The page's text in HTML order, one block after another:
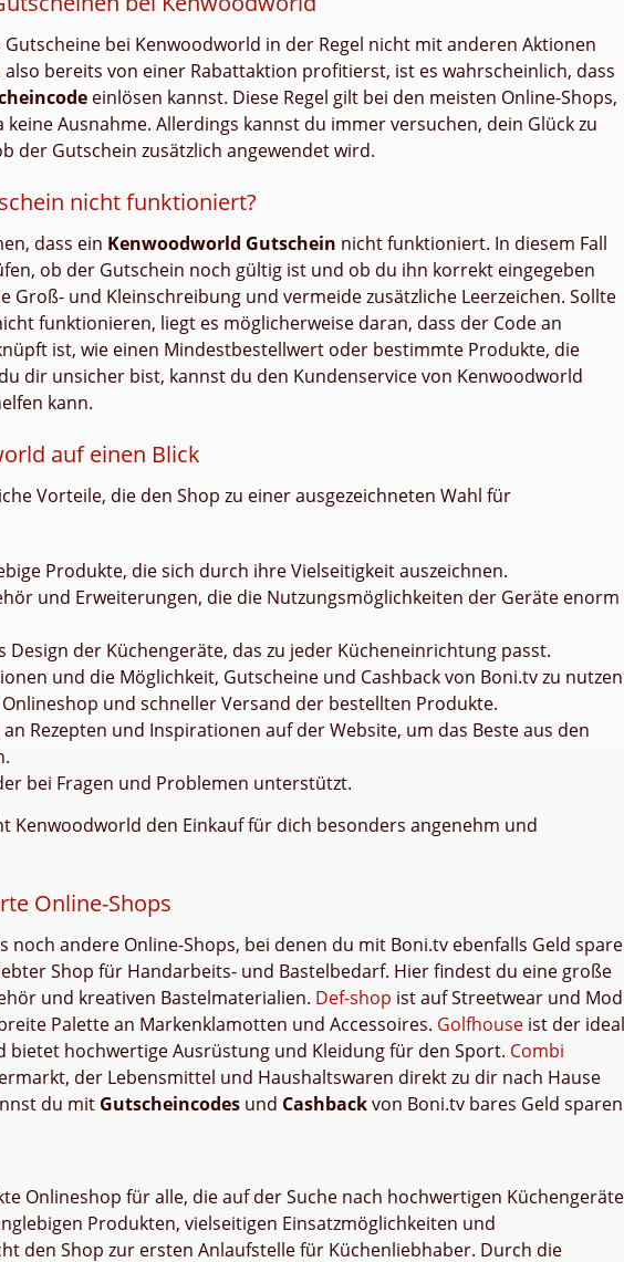
Gutscheine bei Kenwoodworld in der Regel nicht mit anderen Aktionen
bereits von einer Rabattaktion profitierst, ist es wahrscheinlich, dass
einlösen kannst. Diese Regel gilt bei den meisten Online-Shops,
Ausnahme. Allerdings kannst du immer versuchen, dein Glück zu
der Gutschein zusätzlich angewendet wird.
nicht funktioniert?
dass ein Kenwoodworld Gutschein nicht funktioniert. In diesem Fall
ob der Gutschein noch gültig ist und ob du ihn korrekt eingegeben
Groß- und Kleinschreibung und vermeide zusätzliche Leerzeichen. Sollte
funktionieren, liegt es möglicherweise daran, dass der Code an
ist, wie einen Mindestbestellwert oder bestimmte Produkte, die
dir unsicher bist, kannst du den Kundenservice von Kenwoodworld
kann.
auf einen Blick
Vorteile, die den Shop zu einer ausgezeichneten Wahl für
Produkte, die sich durch ihre Vielseitigkeit auszeichnen.
und Erweiterungen, die die Nutzungsmöglichkeiten der Geräte enorm
Design der Küchengeräte, das zu jeder Kücheneinrichtung passt.
und die Möglichkeit, Gutscheine und Cashback von Boni.tv zu
und schneller Versand der bestellten Produkte.
Rezepten und Inspirationen auf der Website, um das Beste aus den
bei Fragen und Problemen unterstützt.
Kenwoodworld den Einkauf für dich besonders angenehm und
Online-Shops
noch andere Online-Shops, bei denen du mit Boni.tv ebenfalls Geld
Shop für Handarbeits- und Bastelbedarf. Hier findest du eine große
und kreativen Bastelmaterialien. Def-shop ist auf Streetwear und
Palette an Markenklamotten und Accessoires. Golfhouse ist der
bietet hochwertige Ausrüstung und Kleidung für den Sport. Combi
der Lebensmittel und Haushaltswaren direkt zu dir nach Hause
du mit Gutscheincodes und Cashbackvon Boni.tv bares Geld
Onlineshop für alle, die auf der Suche nach hochwertigen
Produkten, vielseitigen Einsatzmöglichkeiten und
den Shop zur ersten Anlaufstelle für Küchenliebhaber. Durch die